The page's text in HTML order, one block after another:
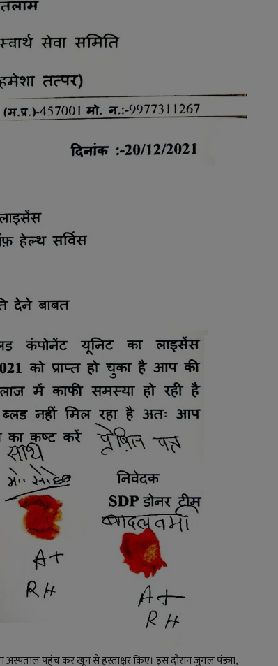
अस्पताल पहुंच कर खून से हस्ताक्षर किए। इस दौरान जुगल पंड्या,